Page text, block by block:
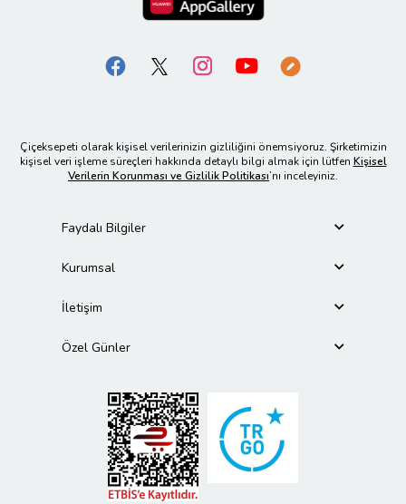
Çiçeksepeti olarak kişisel verilerinizin gizliliğini önemsiyoruz. Şirketimizin
kişisel veri işleme süreçleri hakkında detaylı bilgi almak için lütfen Kişisel
Verilerin Korunması ve Gizlilik Politikası’nı inceleyiniz.
Faydalı Bilgiler
Kurumsal
İletişim
Özel Günler